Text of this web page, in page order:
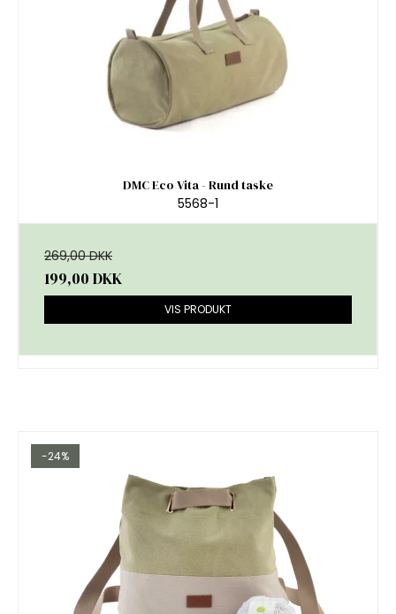
DMC Eco Vita - Rund taske
5568-1
269,00 DKK
199,00 DKK
VIS PRODUKT
-24%